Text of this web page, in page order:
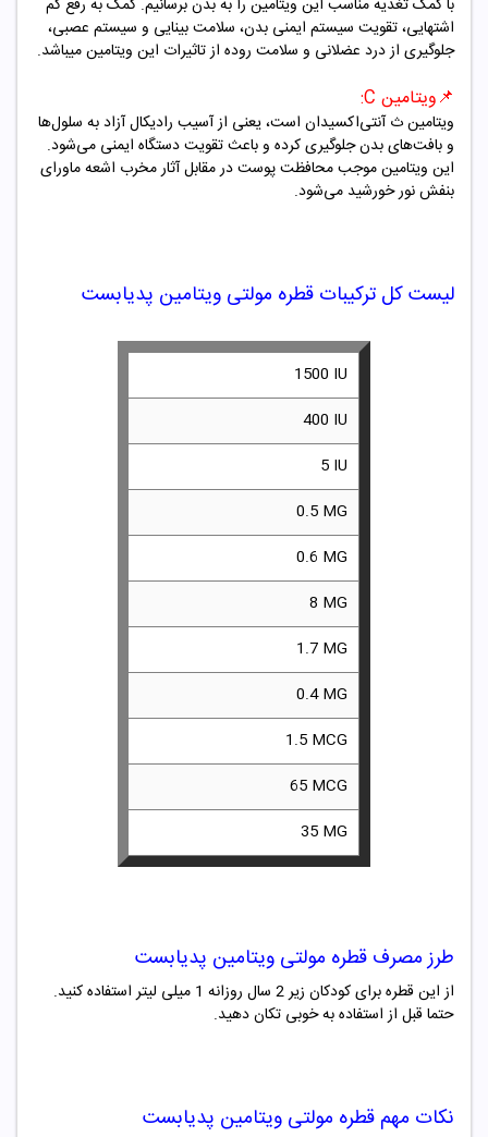
اشتهایی، تقویت سیستم ایمنی بدن، سلامت بینایی و سیستم عصبی،
جلوگیری از درد عضلانی و سلامت روده از تاثیرات این ویتامین میباشد.
📌ویتامین C
:
ویتامین ث آنتی‌اکسیدان است، یعنی از آسیب رادیکال آزاد به سلول‌ها
و بافت‌های بدن جلوگیری کرده و باعث تقویت دستگاه ایمنی می‌شود.
این ویتامین موجب محافظت پوست در مقابل آثار مخرب اشعه ماورای
بنفش نور خورشید می‌شود.
لیست کل ترکیبات قطره مولتی ویتامین پدیابست
A 1500 IU
D3 400 IU
E 5 IU
B1 0.5 MG
B2 0.6 MG
B3 8 MG
B5 1.7 MG
B6 0.4 MG
B12 1.5 MCG
65 MCG
C 35 MG
طرز مصرف قطره مولتی ویتامین پدیابست
از این قطره برای کودکان زیر2 سال روزانه 1 میلی لیتر استفاده کنید.
حتما قبل از استفاده به خوبی تکان دهید.
نکات مهم قطره مولتی ویتامین پدیابست